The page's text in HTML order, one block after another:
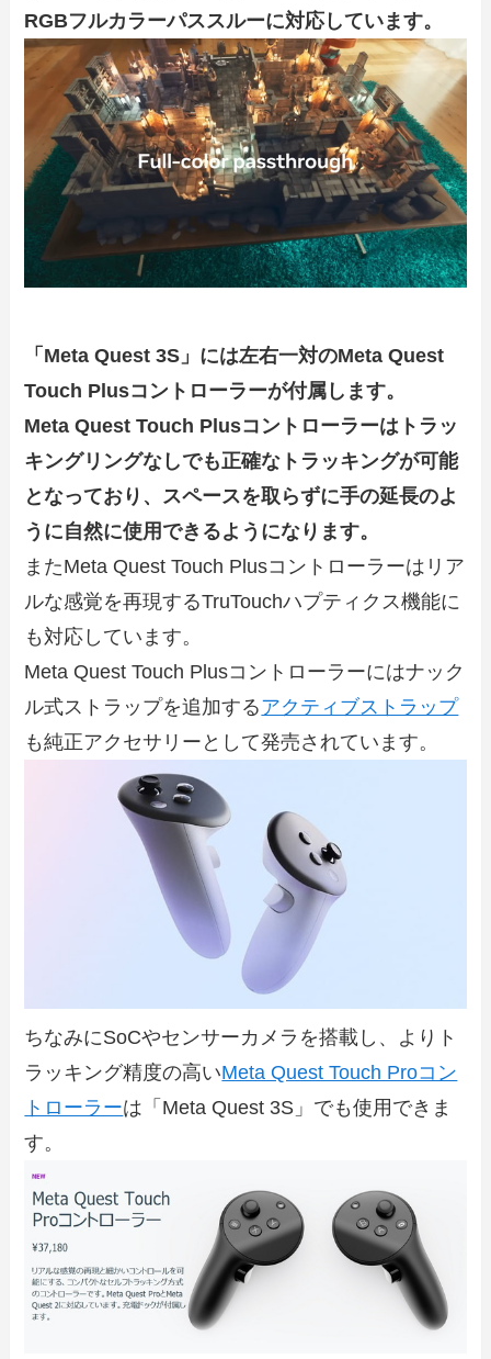
RGBフルカラーパススルーに対応しています。
「Meta Quest 3S」には左右一対のMeta Quest
Touch Plusコントローラーが付属します。
Meta Quest Touch Plusコントローラーはトラッ
キングリングなしでも正確なトラッキングが可能
となっており、スペースを取らずに手の延長のよ
うに自然に使用できるようになります。
またMeta Quest Touch Plusコントローラーはリア
ルな感覚を再現するTruTouchハプティクス機能に
も対応しています。
Meta Quest Touch Plusコントローラーにはナック
ル式ストラップを追加するアクティブストラップ
も純正アクセサリーとして発売されています。
ちなみにSoCやセンサーカメラを搭載し、よりト
ラッキング精度の高いMeta Quest Touch Proコン
トローラーは「Meta Quest 3S」でも使用できま
す。